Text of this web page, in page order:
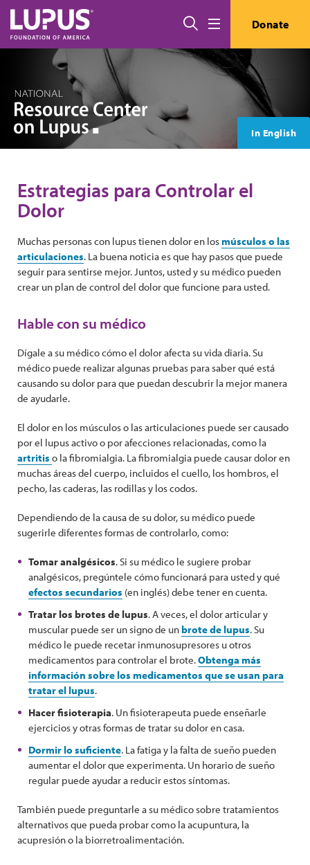
Pasar al contenido principal
Buscar Donate
In English
Estrategias para Controlar el
Dolor
Muchas personas con lupus tienen dolor en losmúsculos o las
articulaciones. La buena noticia es que hay pasos que puede
seguir para sentirse mejor. Juntos, usted y su médico pueden
crear un plan de control del dolor que funcione para usted.
Hable con su médico
Dígale a su médico cómo el dolor afecta su vida diaria. Su
médico puede realizar algunas pruebas para saber qué está
causando su dolor para que puedan descubrir la mejor manera
de ayudarle.
El dolor en los músculos o las articulaciones puede ser causado
por el lupus activo o por afecciones relacionadas, como la
artritis o la fibromialgia. La fibromialgia puede causar dolor en
muchas áreas del cuerpo, incluidos el cuello, los hombros, el
pecho, las caderas, las rodillas y los codos.
Dependiendo de la causa de su dolor, su médico puede
sugerirle diferentes formas de controlarlo, como:
Tomar analgésicos. Si su médico le sugiere probar
analgésicos, pregúntele cómo funcionará para usted y qué
efectos secundarios (en inglés) debe tener en cuenta.
Tratar los brotes de lupus. A veces, el dolor articular y
muscular puede ser un signo de unbrote de lupus. Su
médico le puede recetar inmunosupresores u otros
medicamentos para controlar el brote.Obtenga más
información sobre los medicamentos que se usan para
tratar el lupus.
Hacer fisioterapia. Un fisioterapeuta puede enseñarle
ejercicios y otras formas de tratar su dolor en casa.
Dormir lo suficiente. La fatiga y la falta de sueño pueden
aumentar el dolor que experimenta. Un horario de sueño
regular puede ayudar a reducir estos síntomas.
También puede preguntarle a su médico sobre tratamientos
alternativos que pueda probar como la acupuntura, la
acupresión o la biorretroalimentación.